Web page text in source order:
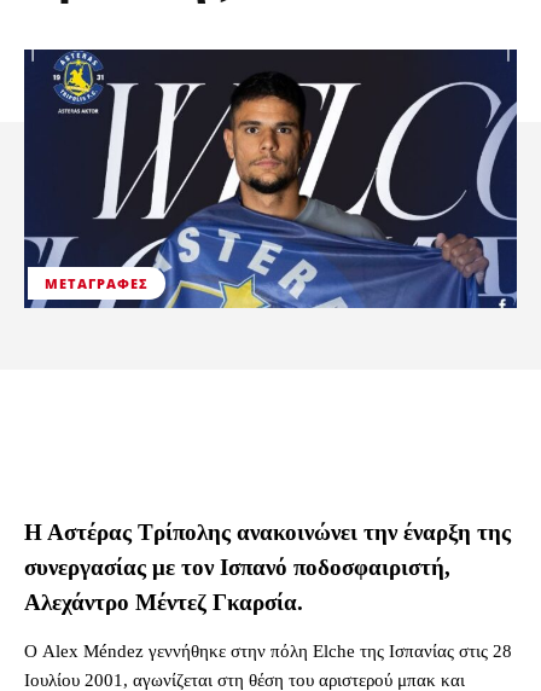
ΜΕΤΑΓΡΑΦΈΣ
Η Αστέρας Τρίπολης ανακοινώνει την έναρξη της
συνεργασίας με τον Ισπανό ποδοσφαιριστή,
Αλεχάντρο Μέντεζ Γκαρσία.
Ο Alex Méndez γεννήθηκε στην πόλη Elche της Ισπανίας στις 28
Ιουλίου 2001, αγωνίζεται στη θέση του αριστερού μπακ και